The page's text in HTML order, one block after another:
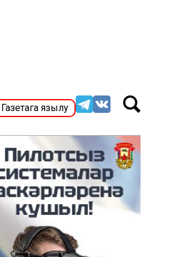
Газетага язылу